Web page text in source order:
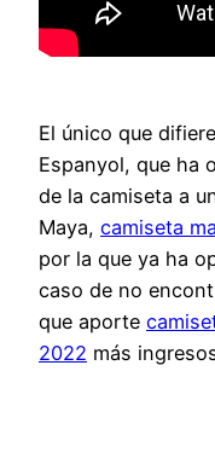
El único que
Espanyol, que ha
de la camiseta a
Maya, camiseta
por la que ya ha
caso de no
que aporte
2022 más